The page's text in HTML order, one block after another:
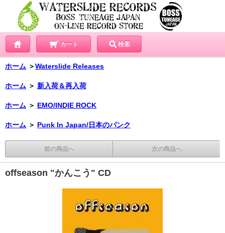
カート 検索
ホーム ＞Waterslide Releases
ホーム ＞ 新入荷＆再入荷
ホーム ＞ EMO/INDIE ROCK
ホーム ＞ Punk In Japan/日本のパンク
前の商品へ 次の商品へ
offseason "かんこう" CD